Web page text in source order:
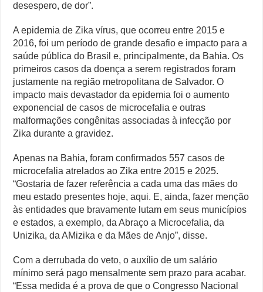
desespero, de dor”.
A epidemia de Zika vírus, que ocorreu entre 2015 e
2016, foi um período de grande desafio e impacto para a
saúde pública do Brasil e, principalmente, da Bahia. Os
primeiros casos da doença a serem registrados foram
justamente na região metropolitana de Salvador. O
impacto mais devastador da epidemia foi o aumento
exponencial de casos de microcefalia e outras
malformações congênitas associadas à infecção por
Zika durante a gravidez.
Apenas na Bahia, foram confirmados 557 casos de
microcefalia atrelados ao Zika entre 2015 e 2025.
“Gostaria de fazer referência a cada uma das mães do
meu estado presentes hoje, aqui. E, ainda, fazer menção
às entidades que bravamente lutam em seus municípios
e estados, a exemplo, da Abraço a Microcefalia, da
Unizika, da AMizika e da Mães de Anjo”, disse.
Com a derrubada do veto, o auxílio de um salário
mínimo será pago mensalmente sem prazo para acabar.
“Essa medida é a prova de que o Congresso Nacional